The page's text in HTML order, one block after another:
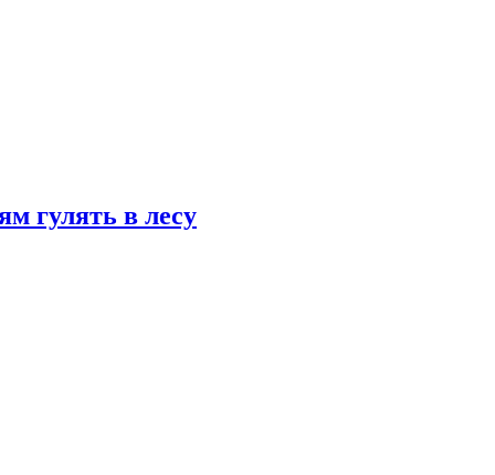
гулять в лесу